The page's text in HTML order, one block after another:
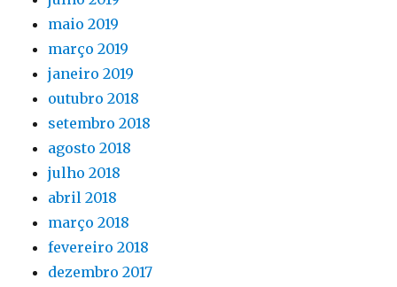
maio 2019
março 2019
janeiro 2019
outubro 2018
setembro 2018
agosto 2018
julho 2018
abril 2018
março 2018
fevereiro 2018
dezembro 2017